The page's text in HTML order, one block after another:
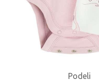
Podeli